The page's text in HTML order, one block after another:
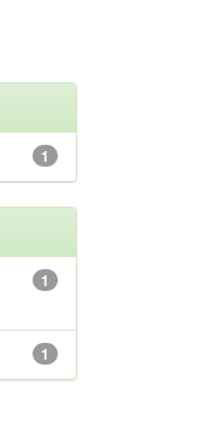
1
1
1